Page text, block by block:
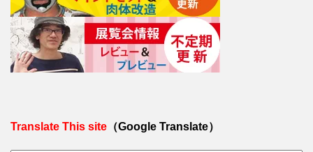
Translate This site （Google Translate）